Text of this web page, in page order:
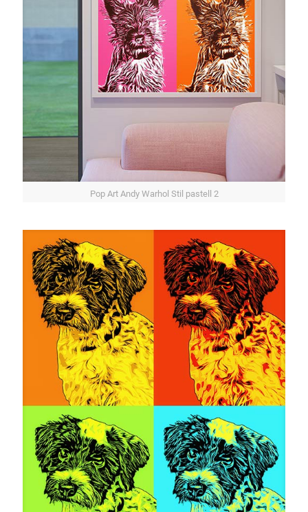
Pop Art Andy Warhol Stil pastell 2